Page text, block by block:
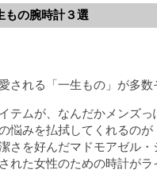
もの腕時計３選
される「一生もの」が多
テムが、なんだかメンズ
悩みを払拭してくれるの
さを好んだマドモアゼル
れた女性のための時計が